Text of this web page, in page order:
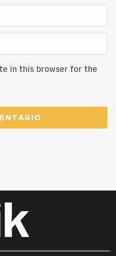
in this browser for the